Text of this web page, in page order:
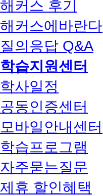
해커스 후기
해커스에바란다
질의응답 Q&A
학습지원센터
학사일정
공동인증센터
모바일안내센터
학습프로그램
자주묻는질문
제휴 할인혜택